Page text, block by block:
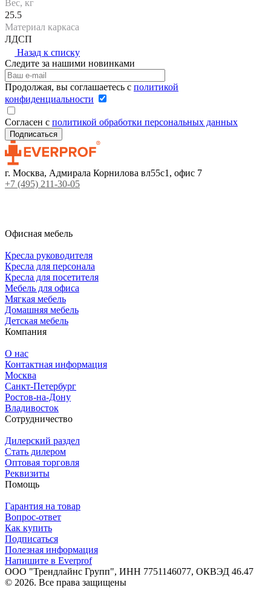
Вес, кг
25.5
Материал каркаса
ЛДСП
Назад к списку
Следите за нашими новинками
Продолжая, вы соглашаетесь с политикой
конфиденциальности
Согласен с политикой обработки персональных данных
г. Москва, Адмирала Корнилова вл55с1, офис 7
+7 (495) 211-30-05
Офисная мебель
Кресла руководителя
Кресла для персонала
Кресла для посетителя
Мебель для офиса
Мягкая мебель
Домашняя мебель
Детская мебель
Компания
О нас
Контактная информация
Москва
Санкт-Петербург
Ростов-на-Дону
Владивосток
Сотрудничество
Дилерский раздел
Стать дилером
Оптовая торговля
Реквизиты
Помощь
Гарантия на товар
Вопрос-ответ
Как купить
Подписаться
Полезная информация
Напишите в Everprof
ООО "Трендлайнс Групп", ИНН 7751146077, ОКВЭД 46.47
© 2026. Все права защищены